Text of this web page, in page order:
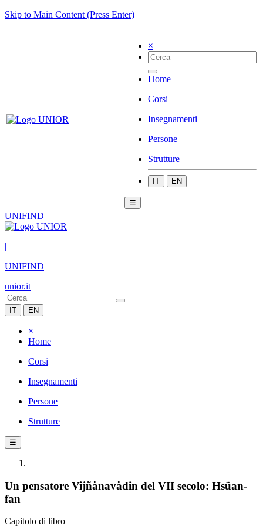
Skip to Main Content (Press Enter)
×
Home
Corsi
Insegnamenti
Persone
Strutture
IT EN
☰
UNIFIND
|
UNIFIND
unior.it
IT EN
×
Home
Corsi
Insegnamenti
Persone
Strutture
☰
Un pensatore Vijñånavådin del VII secolo: Hsüan-
fan
Capitolo di libro